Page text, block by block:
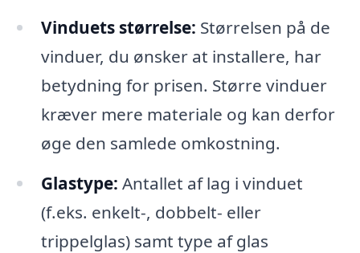
Vinduets størrelse: Størrelsen på de
vinduer, du ønsker at installere, har
betydning for prisen. Større vinduer
kræver mere materiale og kan derfor
øge den samlede omkostning.
Glastype: Antallet af lag i vinduet
(f.eks. enkelt-, dobbelt- eller
trippelglas) samt type af glas